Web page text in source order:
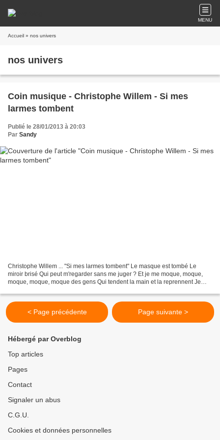
MENU
Accueil » nos univers
nos univers
Coin musique - Christophe Willem - Si mes
larmes tombent
Publié le 28/01/2013 à 20:03
Par Sandy
Christophe Willem ... "Si mes larmes tombent" Le masque est tombé Le
miroir brisé Qui peut m'regarder sans me juger ? Et je me moque, moque,
moque, moque, moque des gens Qui tendent la main et la reprennent Je
< Page précédente Page suivante >
Hébergé par Overblog
Top articles
Pages
Contact
Signaler un abus
C.G.U.
Cookies et données personnelles